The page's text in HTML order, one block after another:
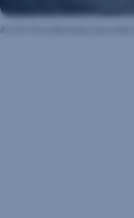
Archív Prezidentskej kancelárie